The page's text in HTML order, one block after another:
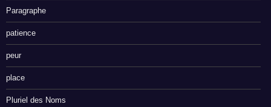
Paragraphe
patience
peur
place
Pluriel des Noms